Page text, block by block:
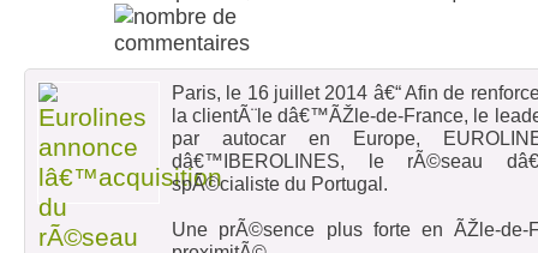
Paris, le 16 juillet 2014 â€“ Afin de
la clientÃ¨le dâ€™ÃŽle-de-France, le
par autocar en Europe,
dâ€™IBEROLINES, le rÃ©seau
spÃ©cialiste du Portugal.
Une prÃ©sence plus forte en ÃŽle-de-